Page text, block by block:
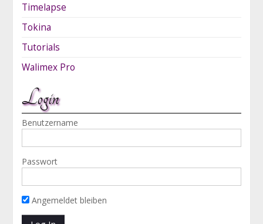
Timelapse
Tokina
Tutorials
Walimex Pro
Login
Benutzername
Passwort
Angemeldet bleiben